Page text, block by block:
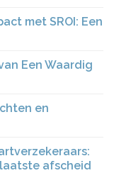
met SROI: Een
Een Waardig
en
afscheid